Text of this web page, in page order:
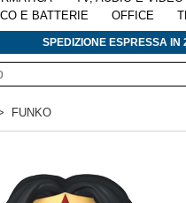
E BATTERIE
OFFICE
SPEDIZIONE ESPRESSA IN
FUNKO